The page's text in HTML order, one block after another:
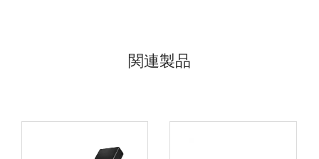
関連製品